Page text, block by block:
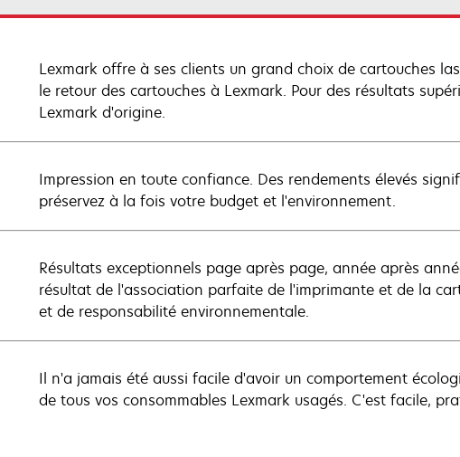
Lexmark offre à ses clients un grand choix de cartouches
le retour des cartouches à Lexmark. Pour des résultats
Lexmark d'origine.
Impression en toute confiance. Des rendements élevés
préservez à la fois votre budget et l'environnement.
Résultats exceptionnels page après page, année après
résultat de l'association parfaite de l'imprimante et de la
et de responsabilité environnementale.
Il n'a jamais été aussi facile d'avoir un comportement
de tous vos consommables Lexmark usagés. C'est facile,